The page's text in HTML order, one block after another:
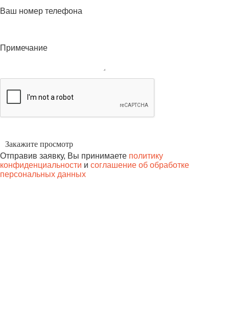
Ваш номер телефона
Примечание
Отправив заявку, Вы принимаете политику
конфиденциальности и соглашение об обработке
персональных данных